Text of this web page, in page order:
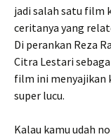
jadi salah satu film
ceritanya yang
Di perankan Reza
Citra Lestari
film ini menyajikan
super lucu.
Kalau kamu udah